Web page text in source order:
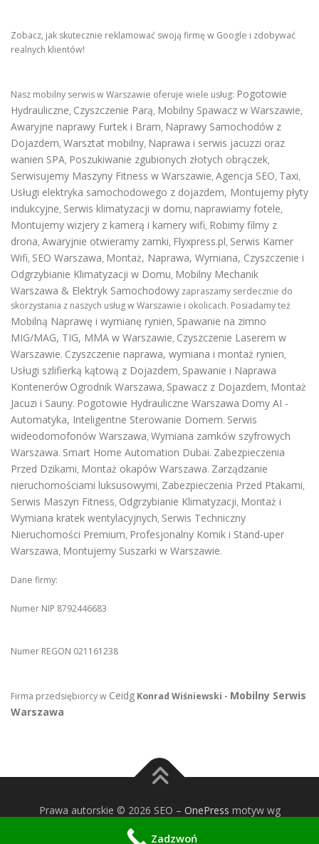
Zobacz, jak skutecznie reklamować swoją firmę w Google i zdobywać
realnych klientów!
Nasz mobilny serwis w Warszawie oferuje wiele usług: Pogotowie
Hydrauliczne, Czyszczenie Parą, Mobilny Spawacz w Warszawie,
Awaryjne naprawy Furtek i Bram, Naprawy Samochodów z
Dojazdem, Warsztat mobilny, Naprawa i serwis jacuzzi oraz
wanien SPA, Poszukiwanie zgubionych złotych obrączek,
Serwisujemy Maszyny Fitness w Warszawie, Agencja SEO, Taxi,
Usługi elektryka samochodowego z dojazdem, Montujemy płyty
indukcyjne, Serwis klimatyzacji w domu, naprawiamy fotele,
Montujemy wizjery z kamerą i kamery wifi, Robimy filmy z
drona, Awaryjnie otwieramy zamki, Flyxpress.pl, Serwis Kamer
Wifi, SEO Warszawa, Montaż, Naprawa, Wymiana, Czyszczenie i
Odgrzybianie Klimatyzacji w Domu, Mobilny Mechanik
Warszawa & Elektryk Samochodowy zapraszamy serdecznie do
skorzystania z naszych usług w Warszawie i okolicach. Posiadamy też
Mobilną Naprawę i wymianę rynien, Spawanie na zimno
MIG/MAG, TIG, MMA w Warszawie, Czyszczenie Laserem w
Warszawie. Czyszczenie naprawa, wymiana i montaż rynien,
Usługi szlifierką kątową z Dojazdem, Spawanie i Naprawa
Kontenerów Ogrodnik Warszawa, Spawacz z Dojazdem, Montaż
Jacuzi i Sauny. Pogotowie Hydrauliczne Warszawa Domy AI -
Automatyka, Inteligentne Sterowanie Domem. Serwis
wideodomofonów Warszawa, Wymiana zamków szyfrowych
Warszawa. Smart Home Automation Dubai. Zabezpieczenia
Przed Dzikami, Montaż okapów Warszawa. Zarządzanie
nieruchomościami luksusowymi, Zabezpieczenia Przed Ptakami,
Serwis Maszyn Fitness, Odgrzybianie Klimatyzacji, Montaż i
Wymiana kratek wentylacyjnych, Serwis Techniczny
Nieruchomości Premium, Profesjonalny Komik i Stand-uper
Warszawa, Montujemy Suszarki w Warszawie.
Dane firmy:
Numer NIP 8792446683
Numer REGON 021161238
Firma przedsiębiorcy w Ceidg Konrad Wiśniewski - Mobilny Serwis
Warszawa
Prawa autorskie © 2026 SEO – OnePress motyw wg
FameThemes
Zadzwoń